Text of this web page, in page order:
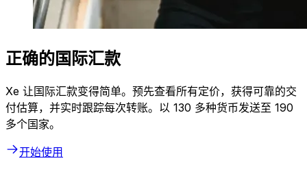
正确的国际汇款
Xe 让国际汇款变得简单。预先查看所有定价，获得可靠的交
付估算，并实时跟踪每次转账。以 130 多种货币发送至 190
多个国家。
开始使用